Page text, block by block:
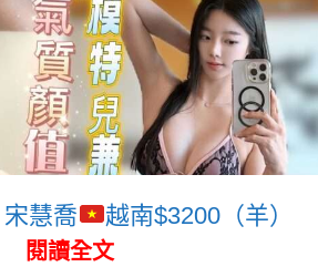
慧喬 越南$3200（羊）
閱讀全文